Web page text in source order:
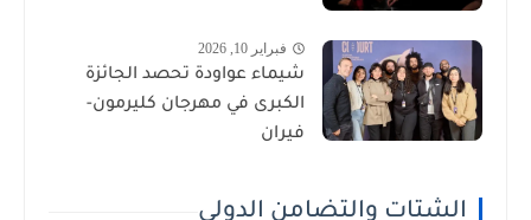
فبراير 10, 2026
شيماء عواودة تحصد الجائزة
الكبرى في مهرجان كليرمون-
فيران
الشتات والتضامن الدولي